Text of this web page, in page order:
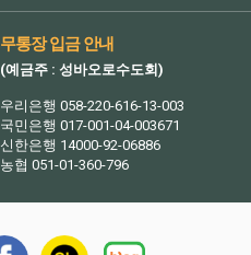
무통장 입금 안내
(예금주 : 성바오로수도회)
우리은행 058-220-616-13-003
국민은행 017-001-04-003671
신한은행 14000-92-06886
농협 051-01-360-796